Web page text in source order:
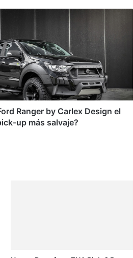
Ranger by Carlex Design el
up más salvaje?